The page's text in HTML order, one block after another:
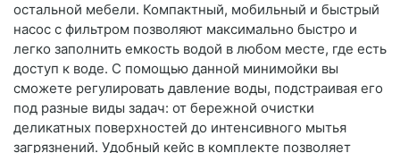
остальной мебели. Компактный, мобильный и быстрый
насос с фильтром позволяют максимально быстро и
легко заполнить емкость водой в любом месте, где есть
доступ к воде. С помощью данной минимойки вы
сможете регулировать давление воды, подстраивая его
под разные виды задач: от бережной очистки
деликатных поверхностей до интенсивного мытья
загрязнений. Удобный кейс в комплекте позволяет